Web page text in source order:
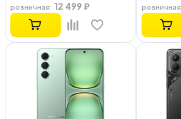
розничная: 12 499 ₽ розничная